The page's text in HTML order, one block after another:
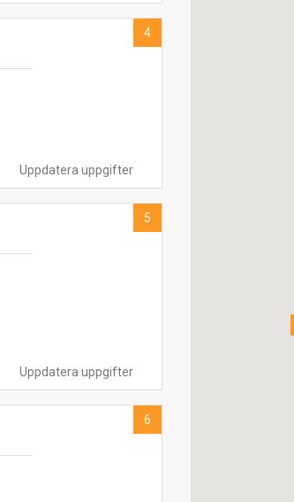
Uppdatera uppgifter
4
Uppdatera uppgifter
5
6